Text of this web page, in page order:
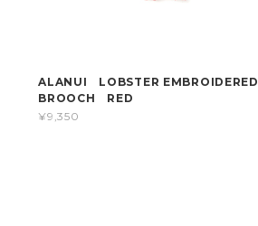
ALANUI LOBSTER EMBROIDERED
BROOCH RED
¥9,350